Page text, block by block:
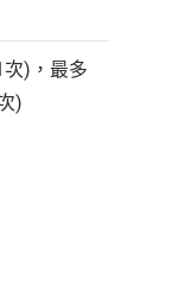
次)，最多
)